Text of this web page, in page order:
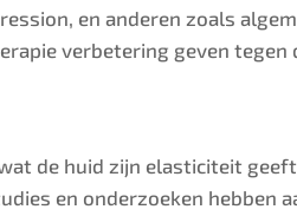
en anderen zoals
verbetering geven tegen
de huid zijn elasticiteit
en onderzoeken hebben